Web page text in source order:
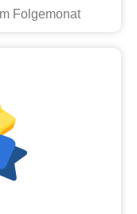
Folgemonat